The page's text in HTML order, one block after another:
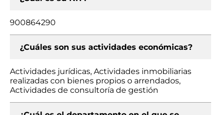
900864290
¿Cuáles son sus actividades económicas?
Actividades jurídicas, Actividades inmobiliarias
realizadas con bienes propios o arrendados,
Actividades de consultoría de gestión